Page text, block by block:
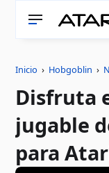
Inicio › Hobgoblin ›
Disfruta
jugable
para